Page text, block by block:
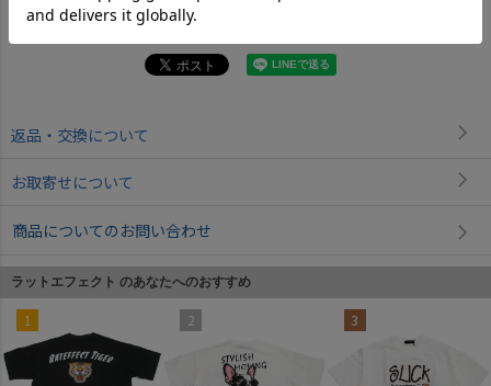
ブラック
返品・交換について
お取寄せについて
商品についてのお問い合わせ
ラットエフェクト のあなたへのおすすめ
1 2 3